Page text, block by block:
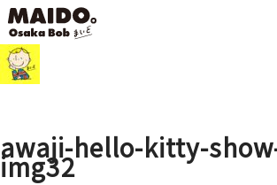
awaji-hello-kitty-
img32